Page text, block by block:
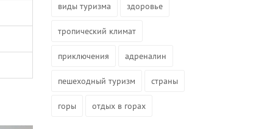
виды туризма здоровье
тропический климат
приключения адреналин
пешеходный туризм страны
горы отдых в горах